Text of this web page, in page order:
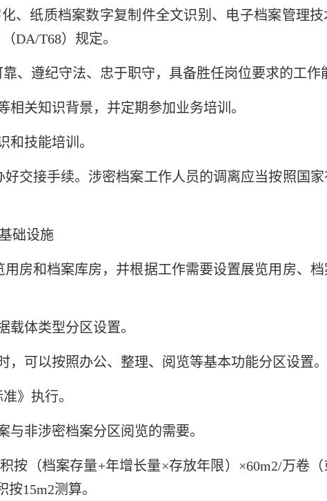
、纸质档案数字复制件全文识别、电子档案管理
DA/T68）规定。
、遵纪守法、忠于职守，具备胜任岗位要求的工作
关知识背景，并定期参加业务培训。
技能培训。
交接手续。涉密档案工作人员的调离应当按照国
础设施
房和档案库房，并根据工作需要设置展览用房、
体类型分区设置。
，可以按照办公、整理、阅览等基本功能分区设置。
》执行。
非涉密档案分区阅览的需要。
按（档案存量+年增长量×存放年限）×60m2/万卷（
15m2测算。